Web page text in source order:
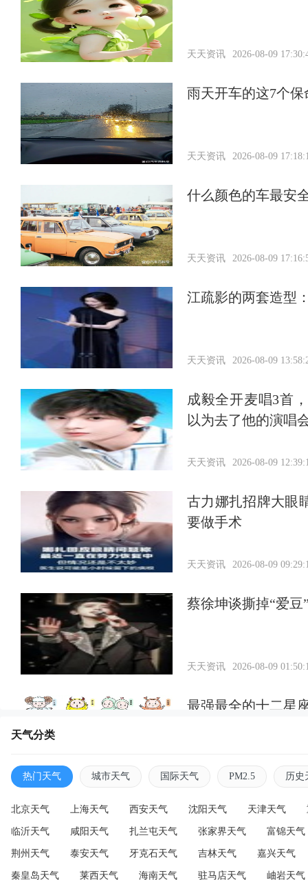
天天资讯 2026-08-09
雨天开车的这7个
天天资讯 2026-08-09
什么颜色的车最安
天天资讯 2026-08-09
江疏影的两套造型
天天资讯 2026-08-09
成毅全开麦唱3首
以为去了他的演唱
天天资讯 2026-08-09
古力娜扎招牌大眼
要做手术
天天资讯 2026-08-09
蔡徐坤谈撕掉“爱
天天资讯 2026-08-09
最强最全的十二星
2026-08-08
天气分类
热门天气 城市天气 国际天气 PM2.5 历史
北京天气 上海天气 西安天气 沈阳天气 天津天气
临沂天气 咸阳天气 扎兰屯天气 张家界天气 富锦天气
荆州天气 泰安天气 牙克石天气 吉林天气 嘉兴天气
秦皇岛天气 莱西天气 海南天气 驻马店天气 岫岩天气